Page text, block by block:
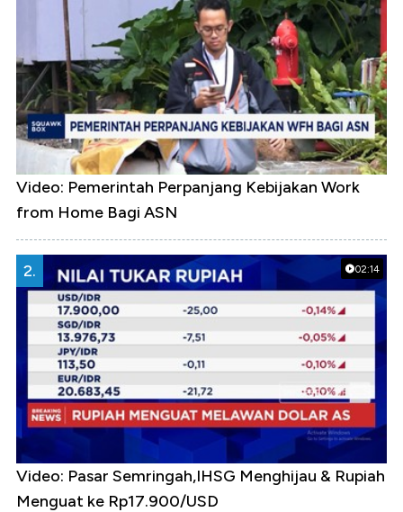
Video: Pemerintah Perpanjang Kebijakan Work
from Home Bagi ASN
02:14
2.
Video: Pasar Semringah,IHSG Menghijau & Rupiah
Menguat ke Rp17.900/USD